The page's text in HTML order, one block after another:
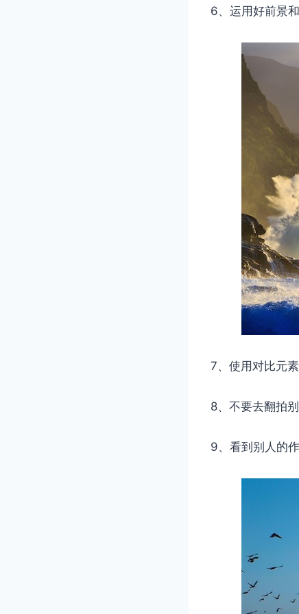
6、运用好前景
7、使用对比元
8、不要去翻拍
9、看到别人的